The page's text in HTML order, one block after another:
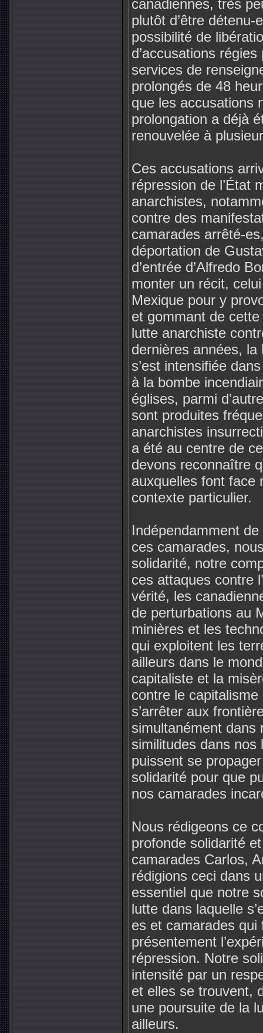
canadiennes, très
plutôt d’être détenu-
possibilité de
d’accusations
services de
prolongés de 48
que les accusations
prolongation a déjà
renouvelée à
Ces accusations
répression de l’État
anarchistes,
contre des
camarades arrêté-
déportation de
d’entrée d’Alfredo
monter un récit,
Mexique pour y
et gommant de
lutte anarchiste
dernières années,
s’est intensifiée
à la bombe
églises, parmi
sont produites
anarchistes
a été au centre de
devons reconnaître
auxquelles font face
contexte particulier.
Indépendamment
ces camarades,
solidarité, notre
ces attaques contre
vérité, les
de perturbations au
minières et les
qui exploitent les
ailleurs dans le
capitaliste et la
contre le capitalisme
s’arrêter aux
simultanément dans
similitudes dans nos
puissent se
solidarité pour que
nos camarades
Nous rédigeons ce
profonde solidarité
camarades Carlos,
rédigions ceci dans
essentiel que notre
lutte dans laquelle
es et camarades
présentement
répression. Notre
intensité par un
et elles se trouvent,
une poursuite de la
ailleurs.